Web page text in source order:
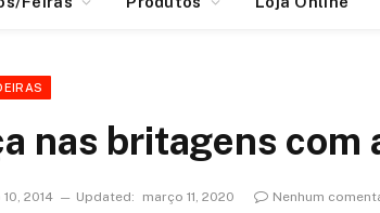
nas britagens
2014 Updated: março 11, 2020 Nenhum